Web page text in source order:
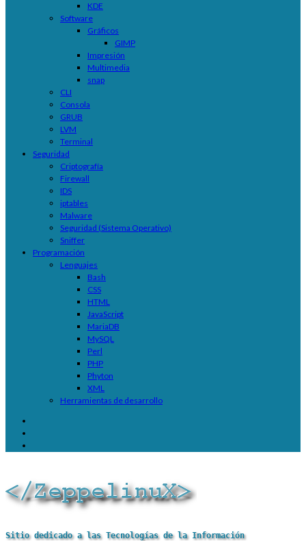
KDE
Software
Gráficos
GIMP
Impresión
Multimedia
snap
CLI
Consola
GRUB
LVM
Terminal
Seguridad
Criptografía
Firewall
IDS
iptables
Malware
Seguridad (Sistema Operativo)
Sniffer
Programación
Lenguajes
Bash
CSS
HTML
JavaScript
MariaDB
MySQL
Perl
PHP
Phyton
XML
Herramientas de desarrollo
Sitio dedicado a las Tecnologías de la Información